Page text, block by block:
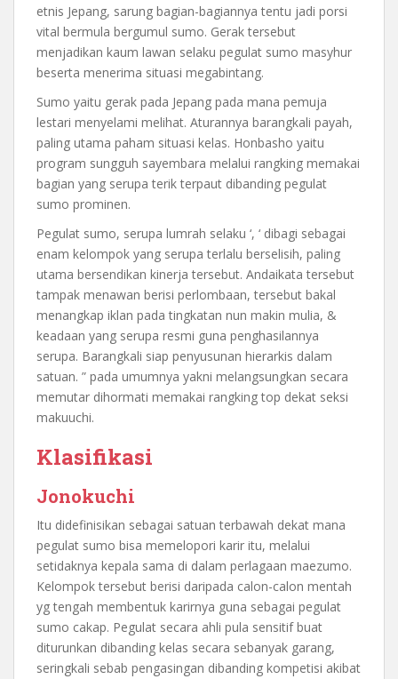
etnis Jepang, sarung bagian-bagiannya tentu jadi porsi
vital bermula bergumul sumo. Gerak tersebut
menjadikan kaum lawan selaku pegulat sumo masyhur
beserta menerima situasi megabintang.
Sumo yaitu gerak pada Jepang pada mana pemuja
lestari menyelami melihat. Aturannya barangkali payah,
paling utama paham situasi kelas. Honbasho yaitu
program sungguh sayembara melalui rangking memakai
bagian yang serupa terik terpaut dibanding pegulat
sumo prominen.
Pegulat sumo, serupa lumrah selaku ‘, ‘ dibagi sebagai
enam kelompok yang serupa terlalu berselisih, paling
utama bersendikan kinerja tersebut. Andaikata tersebut
tampak menawan berisi perlombaan, tersebut bakal
menangkap iklan pada tingkatan nun makin mulia, &
keadaan yang serupa resmi guna penghasilannya
serupa. Barangkali siap penyusunan hierarkis dalam
satuan. ” pada umumnya yakni melangsungkan secara
memutar dihormati memakai rangking top dekat seksi
makuuchi.
Klasifikasi
Jonokuchi
Itu didefinisikan sebagai satuan terbawah dekat mana
pegulat sumo bisa memelopori karir itu, melalui
setidaknya kepala sama di dalam perlagaan maezumo.
Kelompok tersebut berisi daripada calon-calon mentah
yg tengah membentuk karirnya guna sebagai pegulat
sumo cakap. Pegulat secara ahli pula sensitif buat
diturunkan dibanding kelas secara sebanyak garang,
seringkali sebab pengasingan dibanding kompetisi akibat